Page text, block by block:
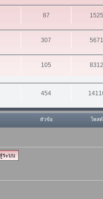
87 1525
307 5671
105 8312
454
หัวข้อ โพสต์